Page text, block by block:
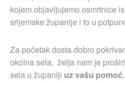
kojem objavljujemo osmrtnice
srijemske županije i to u
Za početak dosta dobro
okolna sela, želja nam je
sela u županiji uz vašu pomoć.